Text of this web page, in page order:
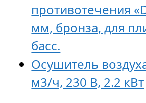
противотечения
мм, бронза, для
басс.
Осушитель
м3/ч, 230 В, 2.2 кВт